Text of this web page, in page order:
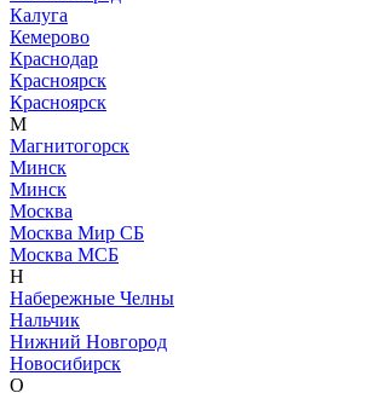
Калуга
Кемерово
Краснодар
Красноярск
Красноярск
М
Магнитогорск
Минск
Минск
Москва
Москва Мир СБ
Москва МСБ
Н
Набережные Челны
Нальчик
Нижний Новгород
Новосибирск
О